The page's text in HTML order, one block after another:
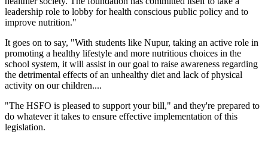
leadership role to lobby for health conscious public policy and to
improve nutrition."
It goes on to say, "With students like Nupur, taking an active role in
promoting a healthy lifestyle and more nutritious choices in the
school system, it will assist in our goal to raise awareness regarding
the detrimental effects of an unhealthy diet and lack of physical
activity on our children....
"The HSFO is pleased to support your bill," and they're prepared to
do whatever it takes to ensure effective implementation of this
legislation.